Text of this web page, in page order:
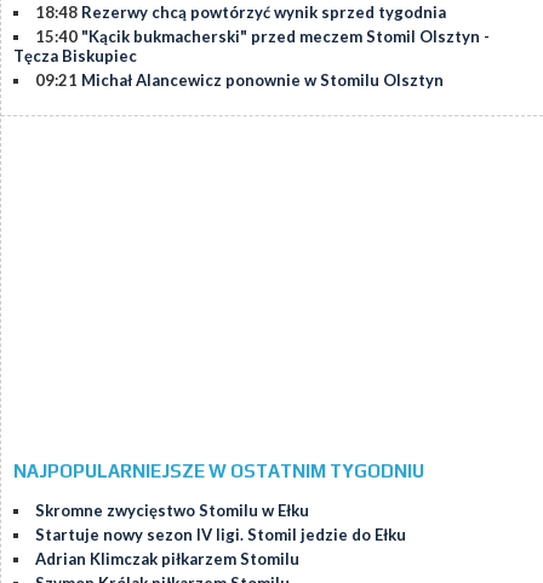
18:48 Rezerwy chcą powtórzyć wynik sprzed tygodnia
15:40 "Kącik bukmacherski" przed meczem Stomil Olsztyn -
Tęcza Biskupiec
09:21 Michał Alancewicz ponownie w Stomilu Olsztyn
NAJPOPULARNIEJSZE W OSTATNIM TYGODNIU
Skromne zwycięstwo Stomilu w Ełku
Startuje nowy sezon IV ligi. Stomil jedzie do Ełku
Adrian Klimczak piłkarzem Stomilu